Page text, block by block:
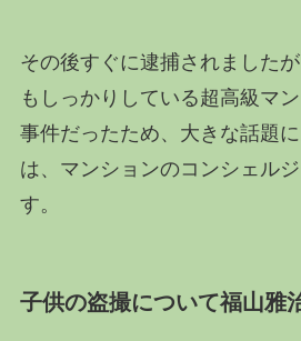
その後すぐに逮捕されました
もしっかりしている超高級マ
事件だったため、大きな話題
は、マンションのコンシェル
す。
子供の盗撮について福山雅